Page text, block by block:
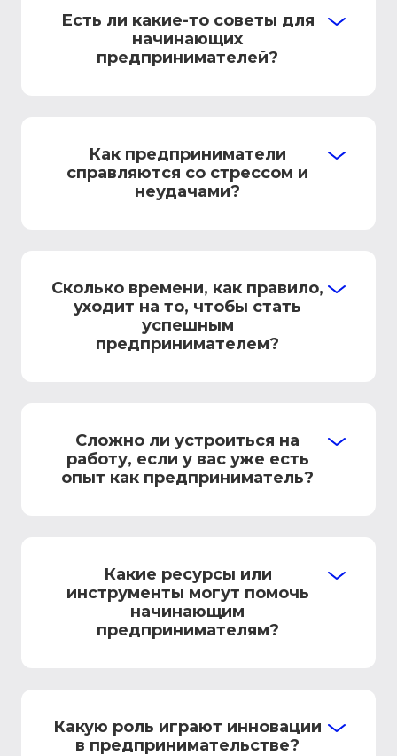
Есть ли какие-то советы для
начинающих
предпринимателей?
Как предприниматели
справляются со стрессом и
неудачами?
Сколько времени, как правило,
уходит на то, чтобы стать
успешным
предпринимателем?
Сложно ли устроиться на
работу, если у вас уже есть
опыт как предприниматель?
Какие ресурсы или
инструменты могут помочь
начинающим
предпринимателям?
Какую роль играют инновации
в предпринимательстве?